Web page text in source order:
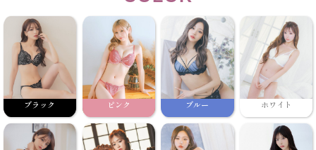
ブラック ピンク ブルー ホワイト